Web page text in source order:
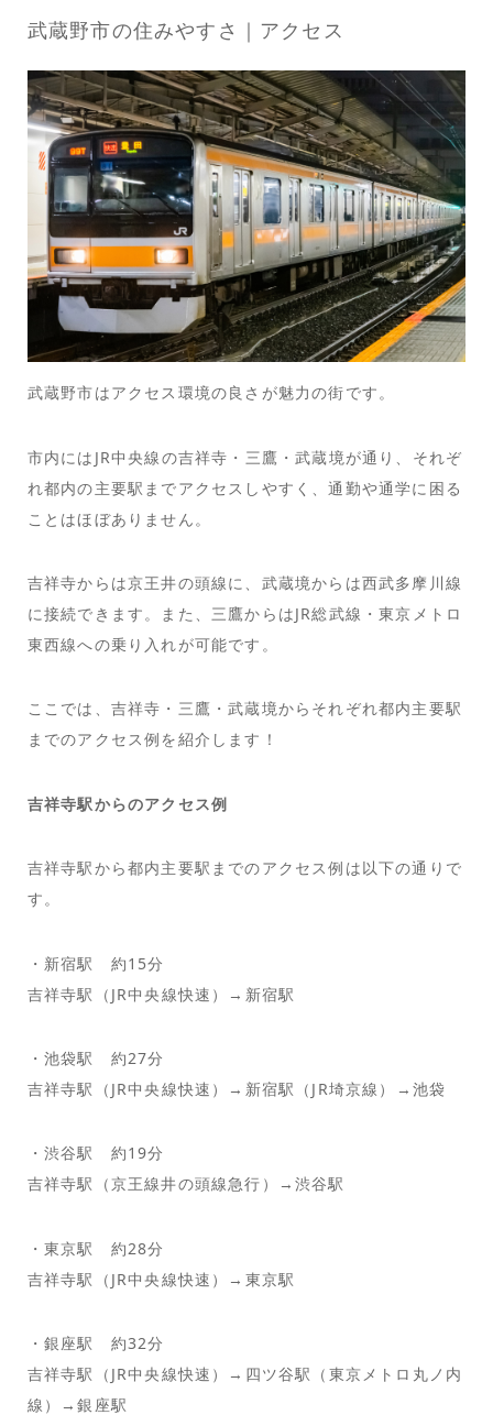
武蔵野市の住みやすさ｜アクセス
武蔵野市はアクセス環境の良さが魅力の街です。
市内にはJR中央線の吉祥寺・三鷹・武蔵境が通り、それぞ
れ都内の主要駅までアクセスしやすく、通勤や通学に困る
ことはほぼありません。
吉祥寺からは京王井の頭線に、武蔵境からは西武多摩川線
に接続できます。また、三鷹からはJR総武線・東京メトロ
東西線への乗り入れが可能です。
ここでは、吉祥寺・三鷹・武蔵境からそれぞれ都内主要駅
までのアクセス例を紹介します！
吉祥寺駅からのアクセス例
吉祥寺駅から都内主要駅までのアクセス例は以下の通りで
す。
・新宿駅 約15分
吉祥寺駅（JR中央線快速）→新宿駅
・池袋駅 約27分
吉祥寺駅（JR中央線快速）→新宿駅（JR埼京線）→池袋
・渋谷駅 約19分
吉祥寺駅（京王線井の頭線急行）→渋谷駅
・東京駅 約28分
吉祥寺駅（JR中央線快速）→東京駅
・銀座駅 約32分
吉祥寺駅（JR中央線快速）→四ツ谷駅（東京メトロ丸ノ内
線）→銀座駅